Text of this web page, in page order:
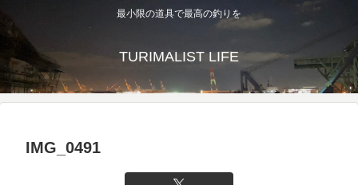
最小限の道具で最高の釣りを
TURIMALIST LIFE
IMG_0491